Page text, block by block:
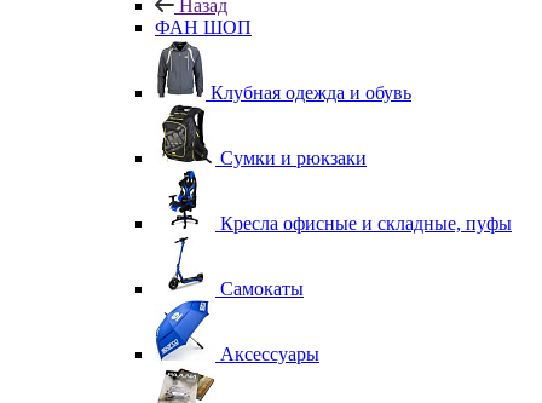
Назад
ФАН ШОП
Клубная одежда и обувь
Сумки и рюкзаки
Кресла офисные и складные, пуфы
Самокаты
Аксессуары